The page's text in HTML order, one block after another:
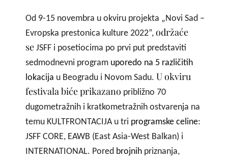
Od 9-15 novembra u okviru projekta „Novi Sad –
Evropska prestonica kulture 2022”, održaće
se JSFF i posetiocima po prvi put predstaviti
sedmodnevni program uporedo na 5 različitih
lokacija u Beogradu i Novom Sadu. U okviru
festivala biće prikazano približno 70
dugometražnih i kratkometražnih ostvarenja na
temu KULTFRONTACIJA u tri programske celine:
JSFF CORE, EAWB (East Asia-West Balkan) i
INTERNATIONAL. Pored brojnih priznanja,